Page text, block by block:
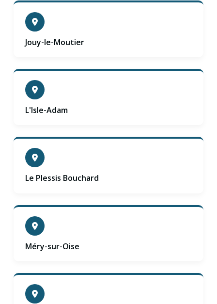
Jouy-le-Moutier
L'Isle-Adam
Le Plessis Bouchard
Méry-sur-Oise